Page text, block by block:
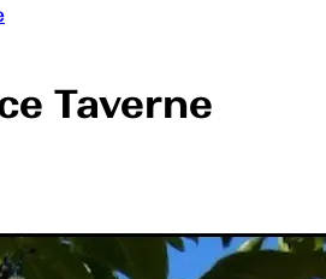
Taverne